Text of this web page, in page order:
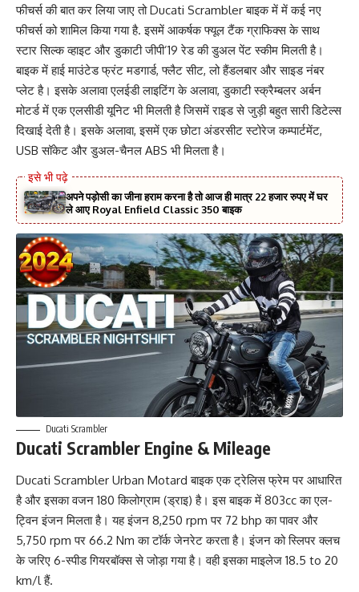
फीचर्स की बात कर लिया जाए तो Ducati Scrambler बाइक में में कई नए
फीचर्स को शामिल किया गया है. इसमें आकर्षक फ्यूल टैंक ग्राफिक्स के साथ
स्टार सिल्क व्हाइट और डुकाटी जीपी’19 रेड की डुअल पेंट स्कीम मिलती है।
बाइक में हाई माउंटेड फ्रंट मडगार्ड, फ्लैट सीट, लो हैंडलबार और साइड नंबर
प्लेट है। इसके अलावा एलईडी लाइटिंग के अलावा, डुकाटी स्क्रैम्बलर अर्बन
मोटर्ड में एक एलसीडी यूनिट भी मिलती है जिसमें राइड से जुड़ी बहुत सारी डिटेल्स
दिखाई देती है। इसके अलावा, इसमें एक छोटा अंडरसीट स्टोरेज कम्पार्टमेंट,
USB सॉकेट और डुअल-चैनल ABS भी मिलता है।
अपने पड़ोसी का जीना हराम करना है तो आज ही मात्र 22 हजार रुपए में घर
ले आए Royal Enfield Classic 350 बाइक
Ducati Scrambler
Ducati Scrambler Engine & Mileage
Ducati Scrambler Urban Motard बाइक एक ट्रेलिस फ्रेम पर आधारित
है और इसका वजन 180 किलोग्राम (ड्राइ) है। इस बाइक में 803cc का एल-
ट्विन इंजन मिलता है। यह इंजन 8,250 rpm पर 72 bhp का पावर और
5,750 rpm पर 66.2 Nm का टॉर्क जेनरेट करता है। इंजन को स्लिपर क्लच
के जरिए 6-स्पीड गियरबॉक्स से जोड़ा गया है। वही इसका माइलेज 18.5 to 20
km/l हैं.